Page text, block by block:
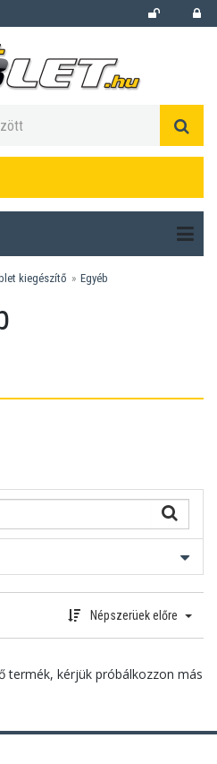
kiegészítő Egyéb
Népszerüek előre
termék, kérjük próbálkozzon más